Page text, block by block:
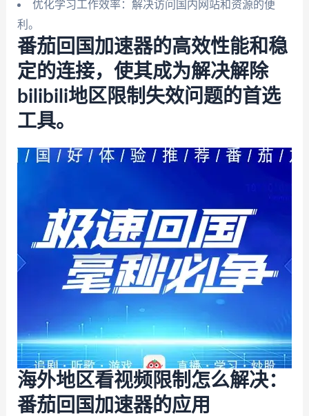
优化学习工作效率：解决访问国内网站和资源的便
利。
番茄回国加速器的高效性能和稳
定的连接，使其成为解决解除
bilibili地区限制失效问题的首选
工具。
海外地区看视频限制怎么解决：
番茄回国加速器的应用